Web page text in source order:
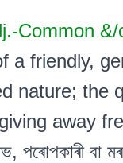
Common &/
a friendly,
nature; the
away
বা